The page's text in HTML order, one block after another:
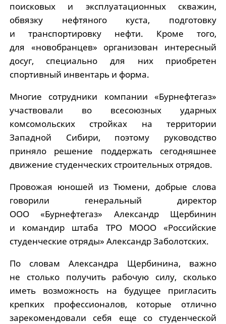
поисковых и эксплуатационных скважин,
обвязку нефтяного куста, подготовку
и транспортировку нефти. Кроме того,
для «новобранцев» организован интересный
досуг, специально для них приобретен
спортивный инвентарь и форма.
Многие сотрудники компании «Бурнефтегаз»
участвовали во всесоюзных ударных
комсомольских стройках на территории
Западной Сибири, поэтому руководство
приняло решение поддержать сегодняшнее
движение студенческих строительных отрядов.
Провожая юношей из Тюмени, добрые слова
говорили генеральный директор
ООО «Бурнефтегаз» Александр Щербинин
и командир штаба ТРО МООО «Российские
студенческие отряды» Александр Заболотских.
По словам Александра Щербинина, важно
не столько получить рабочую силу, сколько
иметь возможность на будущее пригласить
крепких профессионалов, которые отлично
зарекомендовали себя еще со студенческой